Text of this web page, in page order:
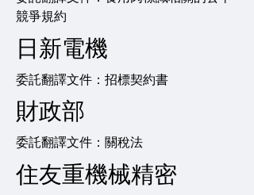
競爭規約
日新電機
委託翻譯文件：招標契約書
財政部
委託翻譯文件：關稅法
住友重機械精密